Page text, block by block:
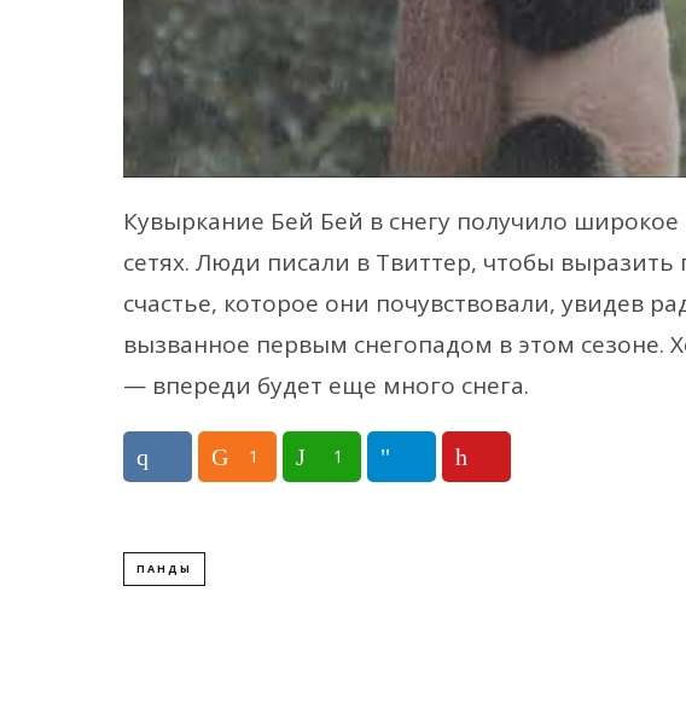
Кувыркание Бей Бей в снегу получило
сетях. Люди писали в Твиттер, чтобы выразить
счастье, которое они почувствовали, увидев
вызванное первым снегопадом в этом сезоне.
— впереди будет еще много снега.
1 1
ПАНДЫ